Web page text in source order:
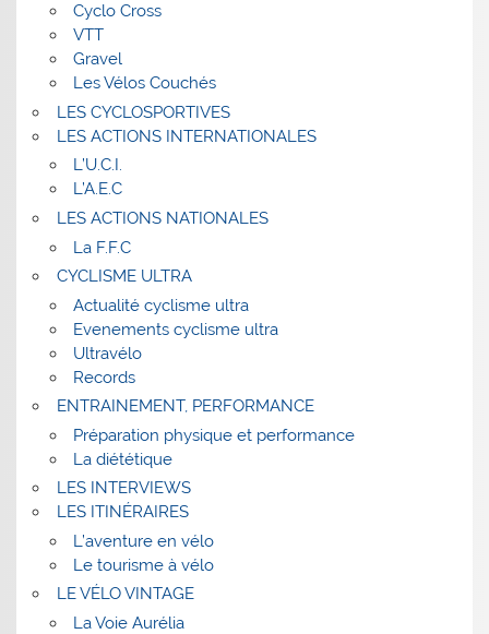
Cyclo Cross
VTT
Gravel
Les Vélos Couchés
LES CYCLOSPORTIVES
LES ACTIONS INTERNATIONALES
L’U.C.I.
L’A.E.C
LES ACTIONS NATIONALES
La F.F.C
CYCLISME ULTRA
Actualité cyclisme ultra
Evenements cyclisme ultra
Ultravélo
Records
ENTRAINEMENT, PERFORMANCE
Préparation physique et performance
La diététique
LES INTERVIEWS
LES ITINÉRAIRES
L’aventure en vélo
Le tourisme à vélo
LE VÉLO VINTAGE
La Voie Aurélia